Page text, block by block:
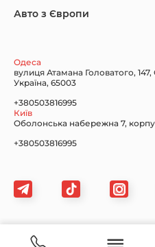
Nissan
Авто з Європи
Одеса
вулиця Атамана Головатого,
Україна, 65003
+380503816995
Київ
Оболонська набережна 7,
+380503816995
Картка сайту